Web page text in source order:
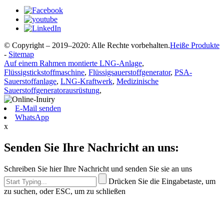
© Copyright – 2019–2020: Alle Rechte vorbehalten.Heiße Produkte
- Sitemap
Auf einem Rahmen montierte LNG-Anlage,
Flüssigstickstoffmaschine, Flüssigsauerstoffgenerator, PSA-
Sauerstoffanlage, LNG-Kraftwerk, Medizinische
Sauerstoffgeneratorausrüstung,
E-Mail senden
WhatsApp
x
Senden Sie Ihre Nachricht an uns:
Schreiben Sie hier Ihre Nachricht und senden Sie sie an uns
Drücken Sie die Eingabetaste, um
zu suchen, oder ESC, um zu schließen